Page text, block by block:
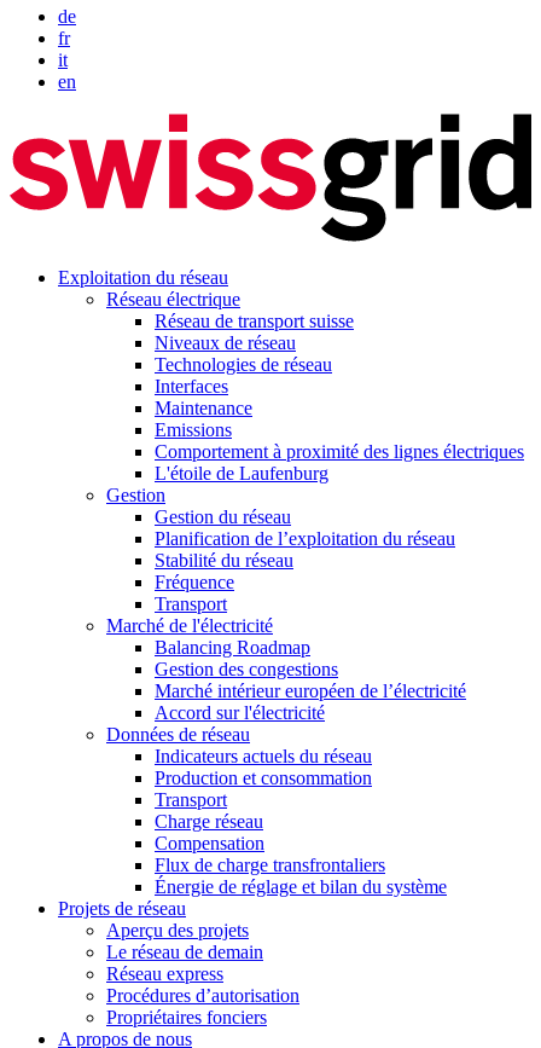
de
fr
it
en
Exploitation du réseau
Réseau électrique
Réseau de transport suisse
Niveaux de réseau
Technologies de réseau
Interfaces
Maintenance
Emissions
Comportement à proximité des lignes électriques
L'étoile de Laufenburg
Gestion
Gestion du réseau
Planification de l’exploitation du réseau
Stabilité du réseau
Fréquence
Transport
Marché de l'électricité
Balancing Roadmap
Gestion des congestions
Marché intérieur européen de l’électricité
Accord sur l'électricité
Données de réseau
Indicateurs actuels du réseau
Production et consommation
Transport
Charge réseau
Compensation
Flux de charge transfrontaliers
Énergie de réglage et bilan du système
Projets de réseau
Aperçu des projets
Le réseau de demain
Réseau express
Procédures d’autorisation
Propriétaires fonciers
A propos de nous